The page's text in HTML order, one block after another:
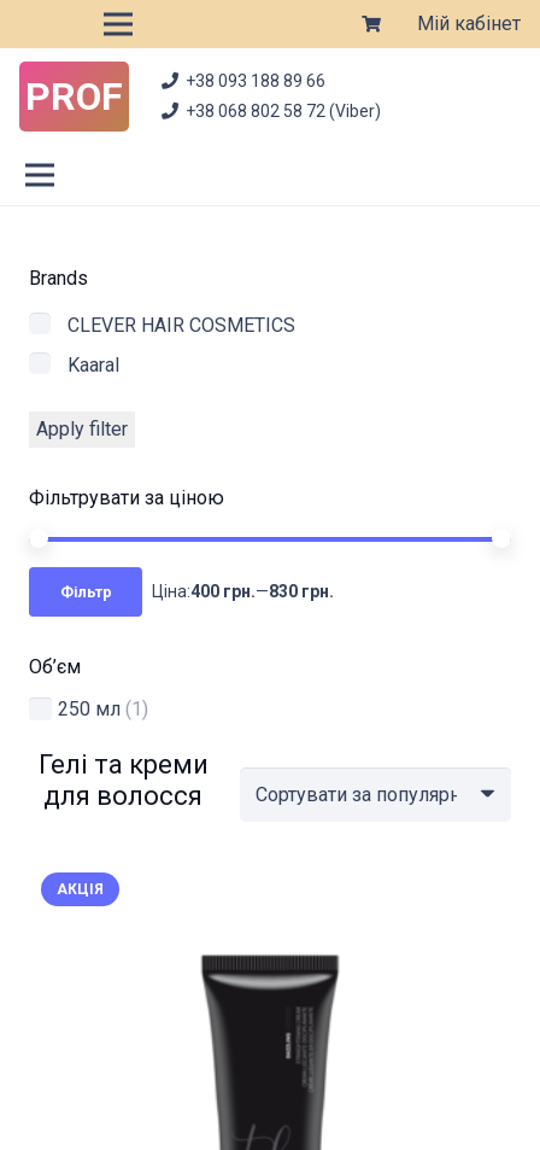
Мій кабінет
PROF
+38 093 188 89 66
+38 068 802 58 72 (Viber)
Brands
CLEVER HAIR COSMETICS
Kaaral
Apply filter
Фільтрувати за ціною
Фільтр Ціна:400 грн.—830 грн.
Об’єм
250 мл (1)
Гелі та креми
для волосся
АКЦІЯ